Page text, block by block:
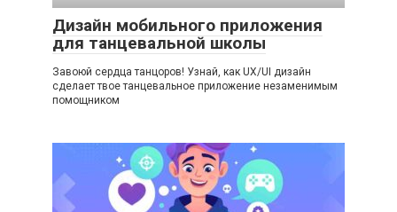
Дизайн мобильного приложения
для танцевальной школы
Завоюй сердца танцоров! Узнай, как UX/UI дизайн
сделает твое танцевальное приложение незаменимым
помощником